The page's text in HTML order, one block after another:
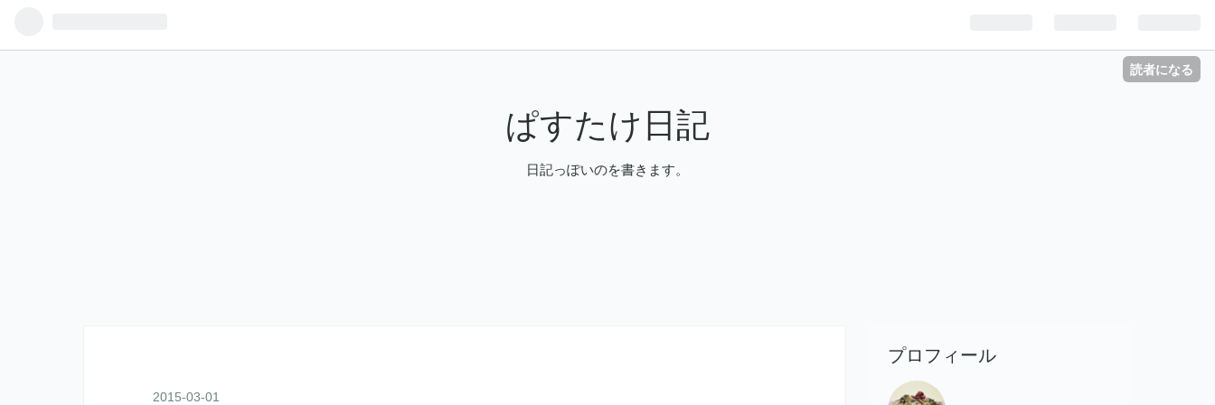
読者になる
ぱすたけ日記
日記っぽいのを書きます。
2015-03-01
プロフィール